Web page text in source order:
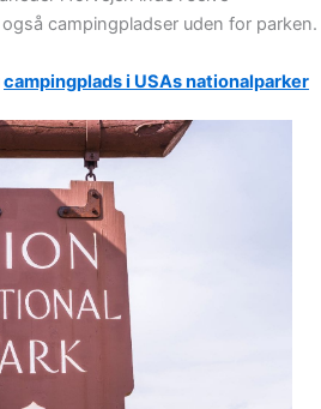
campingpladser uden for parken.
campingplads i USAs nationalparker